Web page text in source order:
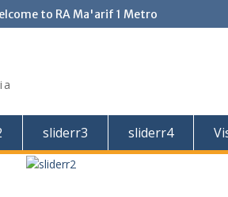
to RA Ma'arif 1 Metro
sliderr3 sliderr4